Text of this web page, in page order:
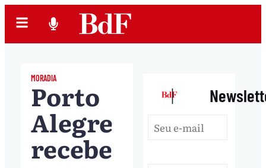
MORADIA
Porto
Alegre
recebe
|